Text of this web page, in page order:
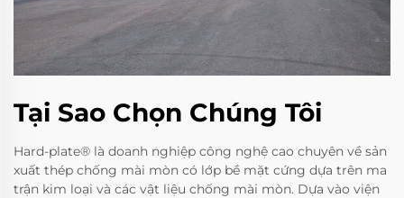
Tại Sao Chọn Chúng Tôi
Hard-plate® là doanh nghiệp công nghệ cao chuyên về sản
xuất thép chống mài mòn có lớp bề mặt cứng dựa trên ma
trận kim loại và các vật liệu chống mài mòn. Dựa vào viện